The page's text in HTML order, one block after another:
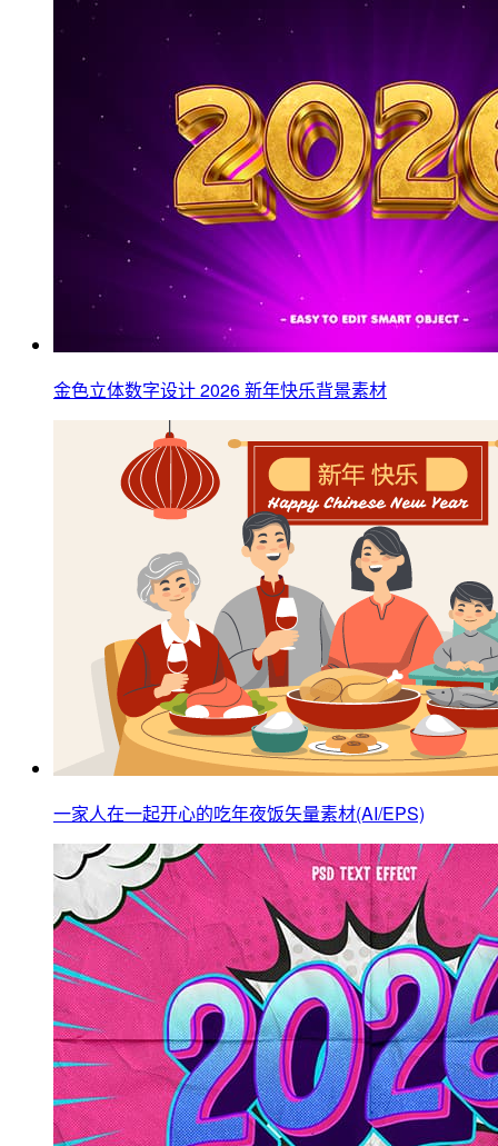
金色立体数字设计 2026 新年快乐背景素材
一家人在一起开心的吃年夜饭矢量素材(AI/EPS)